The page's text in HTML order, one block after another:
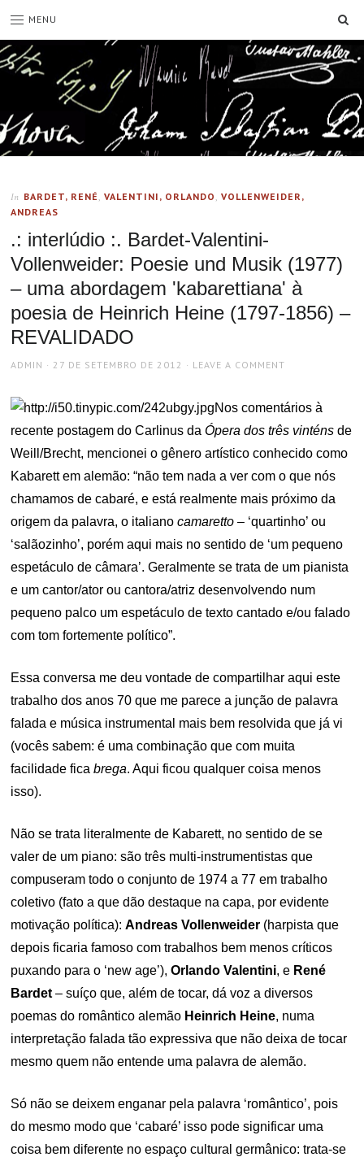
MENU
In BARDET, RENÉ ,VALENTINI, ORLANDO ,VOLLENWEIDER,
ANDREAS
.: interlúdio :. Bardet-Valentini-
Vollenweider: Poesie und Musik (1977)
– uma abordagem 'kabarettiana' à
poesia de Heinrich Heine (1797-1856) –
REVALIDADO
AUTHOR
ADMIN
POSTED
27 DE SETEMBRO DE 2012 LEAVE A COMMENT
Nos comentários à
recente postagem do Carlinus daÓpera dos três vinténsde
Weill/Brecht, mencionei o gênero artístico conhecido como
Kabarett em alemão: “não tem nada a ver com o que nós
chamamos de cabaré, e está realmente mais próximo da
origem da palavra, o italianocamaretto– ‘quartinho’ ou
‘salãozinho’, porém aqui mais no sentido de ‘um pequeno
espetáculo de câmara’. Geralmente se trata de um pianista
e um cantor/ator ou cantora/atriz desenvolvendo num
pequeno palco um espetáculo de texto cantado e/ou falado
com tom fortemente político”.
Essa conversa me deu vontade de compartilhar aqui este
trabalho dos anos 70 que me parece a junção de palavra
falada e música instrumental mais bem resolvida que já vi
(vocês sabem: é uma combinação que com muita
facilidade ficabrega. Aqui ficou qualquer coisa menos
isso).
Não se trata literalmente de Kabarett, no sentido de se
valer de um piano: são três multi-instrumentistas que
compuseram todo o conjunto de 1974 a 77 em trabalho
coletivo (fato a que dão destaque na capa, por evidente
motivação política):Andreas Vollenweider (harpista que
depois ficaria famoso com trabalhos bem menos críticos
puxando para o ‘new age’),Orlando Valentini, e René
Bardet – suíço que, além de tocar, dá voz a diversos
poemas do romântico alemão Heinrich Heine, numa
interpretação falada tão expressiva que não deixa de tocar
mesmo quem não entende uma palavra de alemão.
Só não se deixem enganar pela palavra ‘romântico’, pois
do mesmo modo que ‘cabaré’ isso pode significar uma
coisa bem diferente no espaço cultural germânico: trata-se